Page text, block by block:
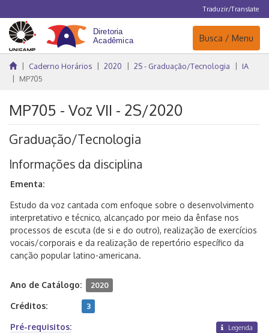
Traduzir/Translate
Navegação
Busca / Menu
Caderno Horários 2020 2S - Graduação/Tecnologia
IA
MP705
MP705 - Voz VII - 2S/2020
Graduação/Tecnologia
Informações da disciplina
Ementa:
Estudo da voz cantada com enfoque sobre o desenvolvimento
interpretativo e técnico, alcançado por meio da ênfase nos
processos de escuta (de si e do outro), realização de exercícios
vocais/corporais e da realização de repertório específico da
canção popular latino-americana.
Ano de Catálogo: 2020
Créditos: 3
Pré-requisitos: Legenda